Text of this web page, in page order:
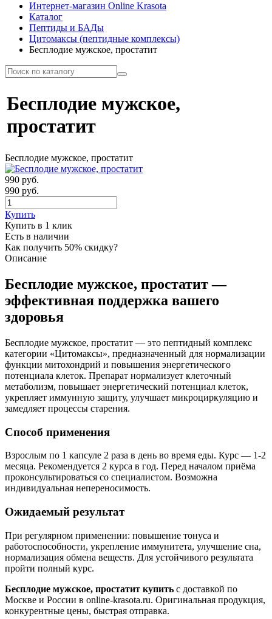
Интернет-магазин Online Krasota
Каталог
Пептиды и БАДы
Цитомаксы (пептидные комплексы)
Бесплодие мужское, простатит
Бесплодие мужское,
простатит
Бесплодие мужское, простатит
990 руб.
990 руб.
Купить
Купить в 1 клик
Есть в наличии
Как получить 50% скидку?
Описание
Бесплодие мужское, простатит —
эффективная поддержка вашего
здоровья
Бесплодие мужское, простатит — это пептидный комплекс
категории «Цитомаксы», предназначенный для нормализации
функции митохондрий и повышения энергетического
потенциала клеток. Препарат нормализует клеточный
метаболизм, повышает энергетический потенциал клеток,
укрепляет иммунную защиту, улучшает микроциркуляцию и
замедляет процессы старения.
Способ применения
Взрослым по 1 капсуле 2 раза в день во время еды. Курс — 1-2
месяца. Рекомендуется 2 курса в год. Перед началом приёма
проконсультироваться со специалистом. Возможна
индивидуальная непереносимость.
Ожидаемый результат
При регулярном применении: повышение тонуса и
работоспособности, укрепление иммунитета, улучшение сна,
нормализация обмена веществ. Для устойчивого результата
пройти полный курс.
Бесплодие мужское, простатит купить с доставкой по
Москве и России в online-krasota.ru. Оригинальная продукция,
конкурентные цены, быстрая отправка.